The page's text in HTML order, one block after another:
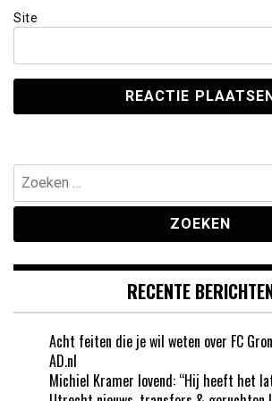
Site
Zoeken
naar:
RECENTE
Acht feiten die je wil weten over FC
AD.nl
Michiel Kramer lovend: “Hij heeft het